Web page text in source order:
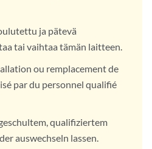
ja pätevä
tai vaihtaa tämän laitteen.
ou remplacement de
par du personnel qualifié
qualifiziertem
auswechseln lassen.